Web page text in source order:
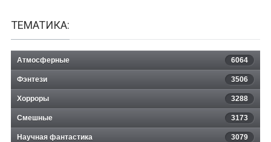
ТЕМАТИКА:
Атмосферные 6064
Фэнтези 3506
Хорроры 3288
Смешные 3173
Научная фантастика 3079